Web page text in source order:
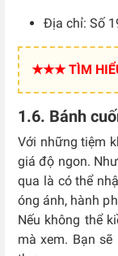
Địa chỉ: Số
★★★ TÌM
1.6. Bánh
Với những tiệm
giá độ ngon.
qua là có thể
óng ánh, hành
Nếu không thể
mà xem. Bạn